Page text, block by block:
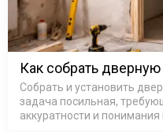
Как собрать дверную
Собрать и установить
задача посильная,
аккуратности и